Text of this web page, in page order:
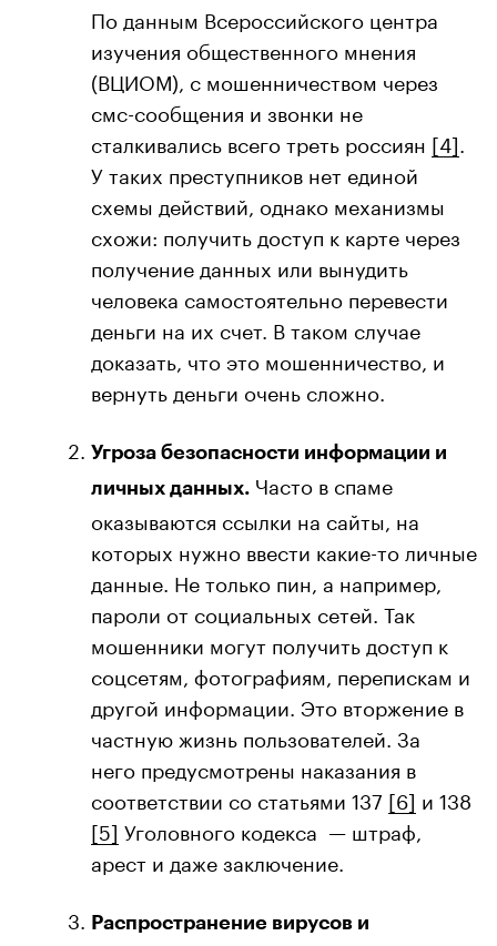
По данным Всероссийского центра
изучения общественного мнения
(ВЦИОМ), с мошенничеством через
смс-сообщения и звонки не
сталкивались всего треть россиян [4]
У таких преступников нет единой
схемы действий, однако механизмы
схожи: получить доступ к карте через
получение данных или вынудить
человека самостоятельно перевести
деньги на их счет. В таком случае
доказать, что это мошенничество, и
вернуть деньги очень сложно.
Угроза безопасности информации и
личных данных. Часто в спаме
оказываются ссылки на сайты, на
которых нужно ввести какие-то личные
данные. Не только пин, а например,
пароли от социальных сетей. Так
мошенники могут получить доступ к
соцсетям, фотографиям, перепискам и
другой информации. Это вторжение в
частную жизнь пользователей. За
него предусмотрены наказания в
соответствии со статьями 137 [6] и 138
[5] Уголовного кодекса — штраф,
арест и даже заключение.
Распространение вирусов и